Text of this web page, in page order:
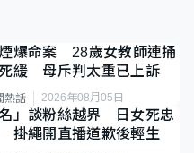
爆命案 28歲女教師連捅
緩 母斥判太重已上訴
熱話 2026年08月05日
」談粉絲越界 日女死忠
掛繩開直播道歉後輕生